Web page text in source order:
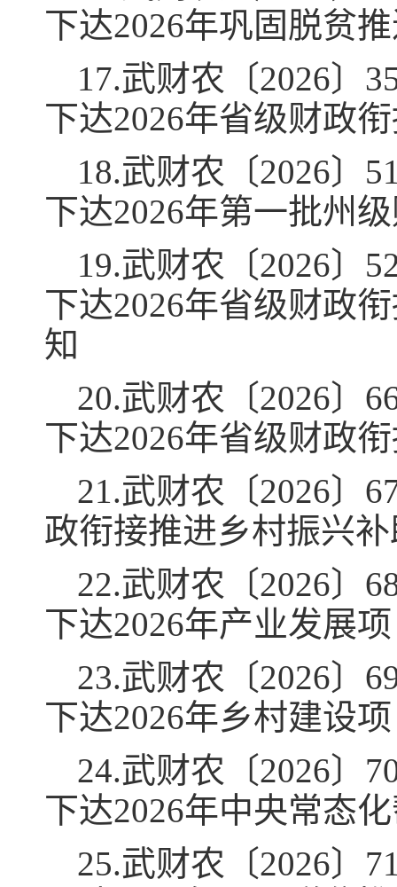
下达2026年巩固脱贫
17.武财农〔2026〕
下达2026年省级财政
18.武财农〔2026〕
下达2026年第一批州
19.武财农〔2026〕
下达2026年省级财政
知
20.武财农〔2026〕
下达2026年省级财政
21.武财农〔2026〕
政衔接推进乡村振兴
22.武财农〔2026〕
下达2026年产业发展
23.武财农〔2026〕
下达2026年乡村建设
24.武财农〔2026〕
下达2026年中央常态
25.武财农〔2026〕